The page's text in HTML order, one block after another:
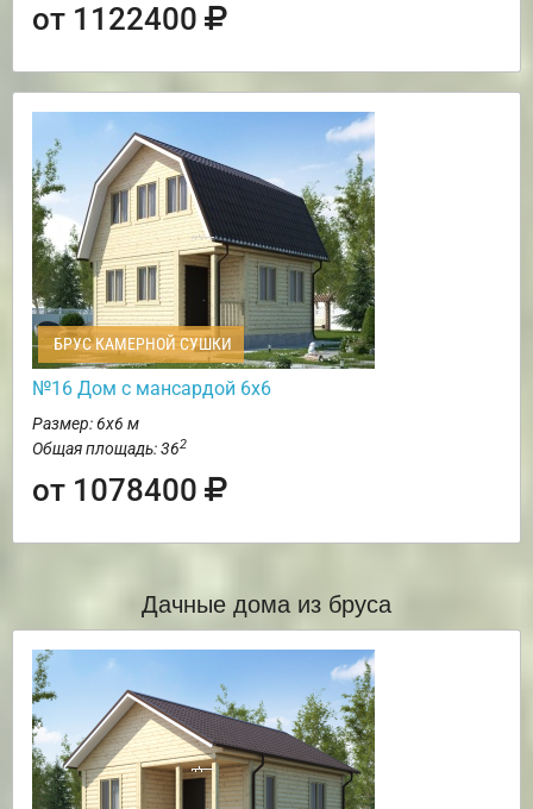
от 1122400
БРУС КАМЕРНОЙ СУШКИ
№16 Дом с мансардой 6х6
Размер: 6х6 м
Общая площадь: 362
от 1078400
Дачные дома из бруса